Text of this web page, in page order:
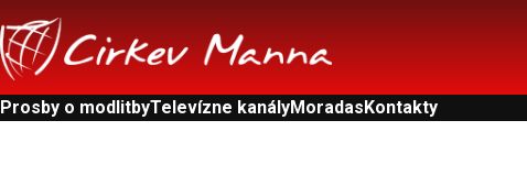
Prosby o modlitbyTelevízne kanályMoradasKontakty